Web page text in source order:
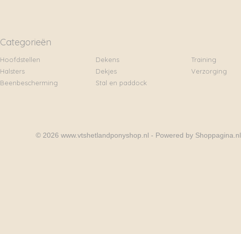
Categorieën
Hoofdstellen
Halsters
Beenbescherming
Dekens
Dekjes
Stal en paddock
Training
Verzorging
© 2026 www.vtshetlandponyshop.nl - Powered by Shoppagina.nl